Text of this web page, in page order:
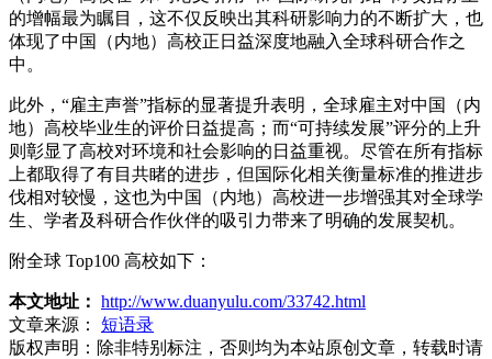
的增幅最为瞩目，这不仅反映出其科研影响力的不断扩大，也
体现了中国（内地）高校正日益深度地融入全球科研合作之
中。
此外，“雇主声誉”指标的显著提升表明，全球雇主对中国（内
地）高校毕业生的评价日益提高；而“可持续发展”评分的上升
则彰显了高校对环境和社会影响的日益重视。尽管在所有指标
上都取得了有目共睹的进步，但国际化相关衡量标准的推进步
伐相对较慢，这也为中国（内地）高校进一步增强其对全球学
生、学者及科研合作伙伴的吸引力带来了明确的发展契机。
附全球 Top100 高校如下：
本文地址： http://www.duanyulu.com/33742.html
文章来源：
短语录
版权声明： 除非特别标注，否则均为本站原创文章，转载时请